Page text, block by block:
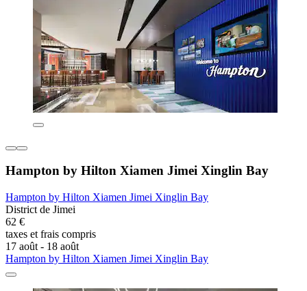
Hampton by Hilton Xiamen Jimei Xinglin Bay
Hampton by Hilton Xiamen Jimei Xinglin Bay
District de Jimei
62 €
taxes et frais compris
17 août - 18 août
Hampton by Hilton Xiamen Jimei Xinglin Bay